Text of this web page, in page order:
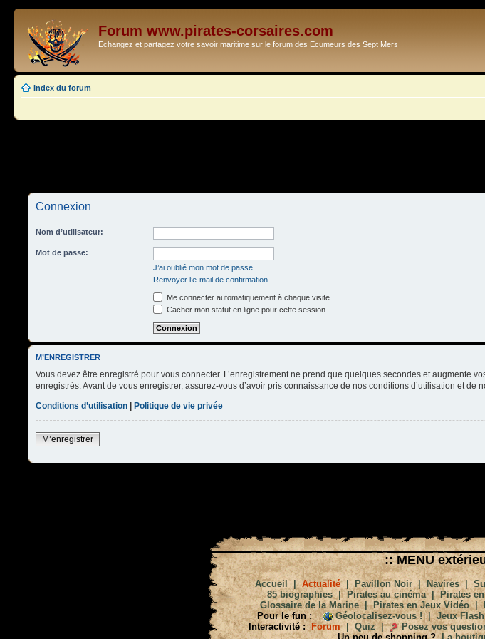
Forum www.pirates-corsaires.com
Echangez et partagez votre savoir maritime sur le forum des Ecumeurs des Sept Mers
Index du forum
Connexion
Nom d’utilisateur:
Mot de passe:
J’ai oublié mon mot de passe
Renvoyer l’e-mail de confirmation
Me connecter automatiquement à chaque visite
Cacher mon statut en ligne pour cette session
M’ENREGISTRER
Vous devez être enregistré pour vous connecter. L’enregistrement ne prend que quelques secondes et augmente
enregistrés. Avant de vous enregistrer, assurez-vous d’avoir pris connaissance de nos conditions d’utilisation et
Conditions d’utilisation | Politique de vie privée
M’enregistrer
:: MENU
Accueil|Actualité|Pavillon Noir|Navires|
85 biographies| Pirates au cinéma|Pirates
Glossaire de la Marine|Pirates en Jeux Vidéo|
Pour le fun :
Géolocalisez-vous !|Jeux Flash
Interactivité : Forum| Quiz| Posez vos